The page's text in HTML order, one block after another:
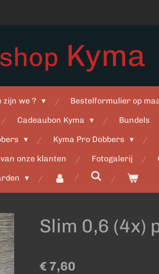
Kyma
zijn we ?
Bestelformulier op
Cadeaubon Kyma Bundels
Kyma Pro Dobbers
onze klanten Fotogalerij
Slim 0,6 (4x)
€ 7,60